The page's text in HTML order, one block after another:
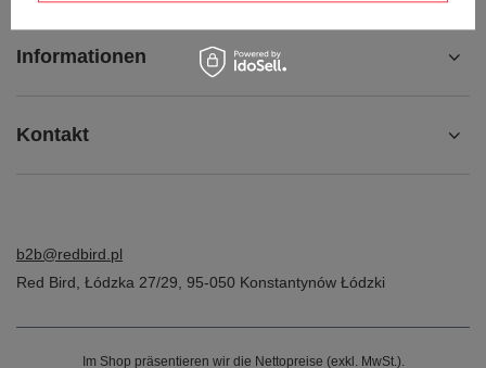
Informationen
Kontakt
b2b@redbird.pl
Red Bird Łódzka 27/29 95-050 Konstantynów Łódzki
Im Shop präsentieren wir die Nettopreise (exkl. MwSt.).